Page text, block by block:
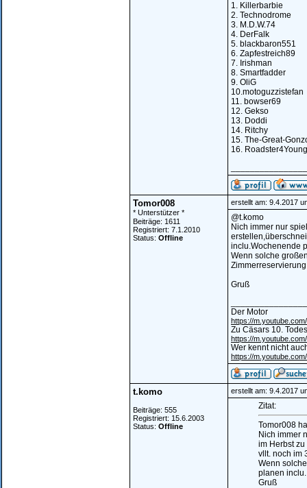
1. Killerbarbie
2. Technodrome
3. M.D.W.74
4. DerFalk
5. blackbaron551
6. Zapfestreich89
7. Irishman
8. Smartfadder
9. OliG
10.motoguzzistefan
11. bowser69
12. Gekso
13. Doddi
14. Ritchy
15. The-Great-
16.
Tomor008
* Unterstützer *
Beiträge: 1611
Registriert: 7.1.2010
Status: Offline
erstellt am: 9.4.2017
@t.komo
Nich immer nur
inclu.Wochenende
Wenn solche
Gruß
Der Motor
https://
Zu Cäsars 10.
https://
Wer kennt nicht
https://
t.komo
Beiträge: 555
Registriert: 15.6.2003
Status: Offline
erstellt am: 9.4.2017
Zitat:
Tomor008
Nich immer
im Herbst
vllt. noch im
Wenn
planen
Gruß